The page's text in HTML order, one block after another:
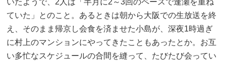
ていた」とのこと。あるときは朝から大阪での生放送を終
え、そのまま帰京し会食を済ませた小島が、深夜1時過ぎ
に村上のマンションにやってきたこともあったとか。お互
い多忙なスケジュールの合間を縫って、たびたび会ってい